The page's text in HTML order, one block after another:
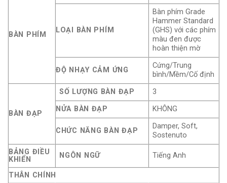
BÀN PHÍM
LOẠI BÀN PHÍM
Bàn phím Grade
Hammer Standard
(GHS) với các phím
màu đen được
hoàn thiện mờ
ĐỘ NHẠY CẢM ỨNG
Cứng/Trung
bình/Mềm/Cố định
BÀN ĐẠP
SỐ LƯỢNG BÀN ĐẠP
3
NỬA BÀN ĐẠP
KHÔNG
CHỨC NĂNG BÀN ĐẠP
Damper, Soft,
Sostenuto
BẢNG ĐIỀU
KHIỂN
NGÔN NGỮ Tiếng Anh
THÂN CHÍNH